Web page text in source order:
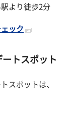
より徒歩2分
ック
トスポット
スポットは、